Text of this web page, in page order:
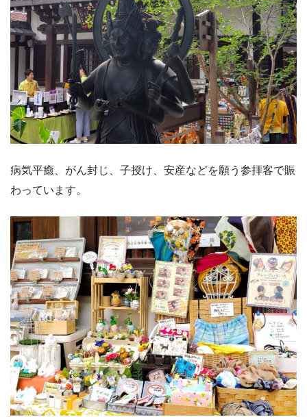
病気平癒、がん封じ、子授け、安産などを願う参拝客で賑
わっています。